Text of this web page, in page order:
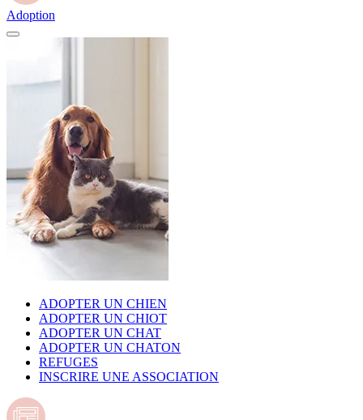
Adoption
ADOPTER UN CHIEN
ADOPTER UN CHIOT
ADOPTER UN CHAT
ADOPTER UN CHATON
REFUGES
INSCRIRE UNE ASSOCIATION